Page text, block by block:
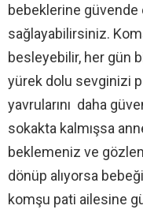
bebeklerine güvende
sağlayabilirsiniz.
besleyebilir, her gün
yürek dolu sevginizi
yavrularını daha
sokakta kalmışsa
beklemeniz ve
dönüp alıyorsa
komşu pati ailesine